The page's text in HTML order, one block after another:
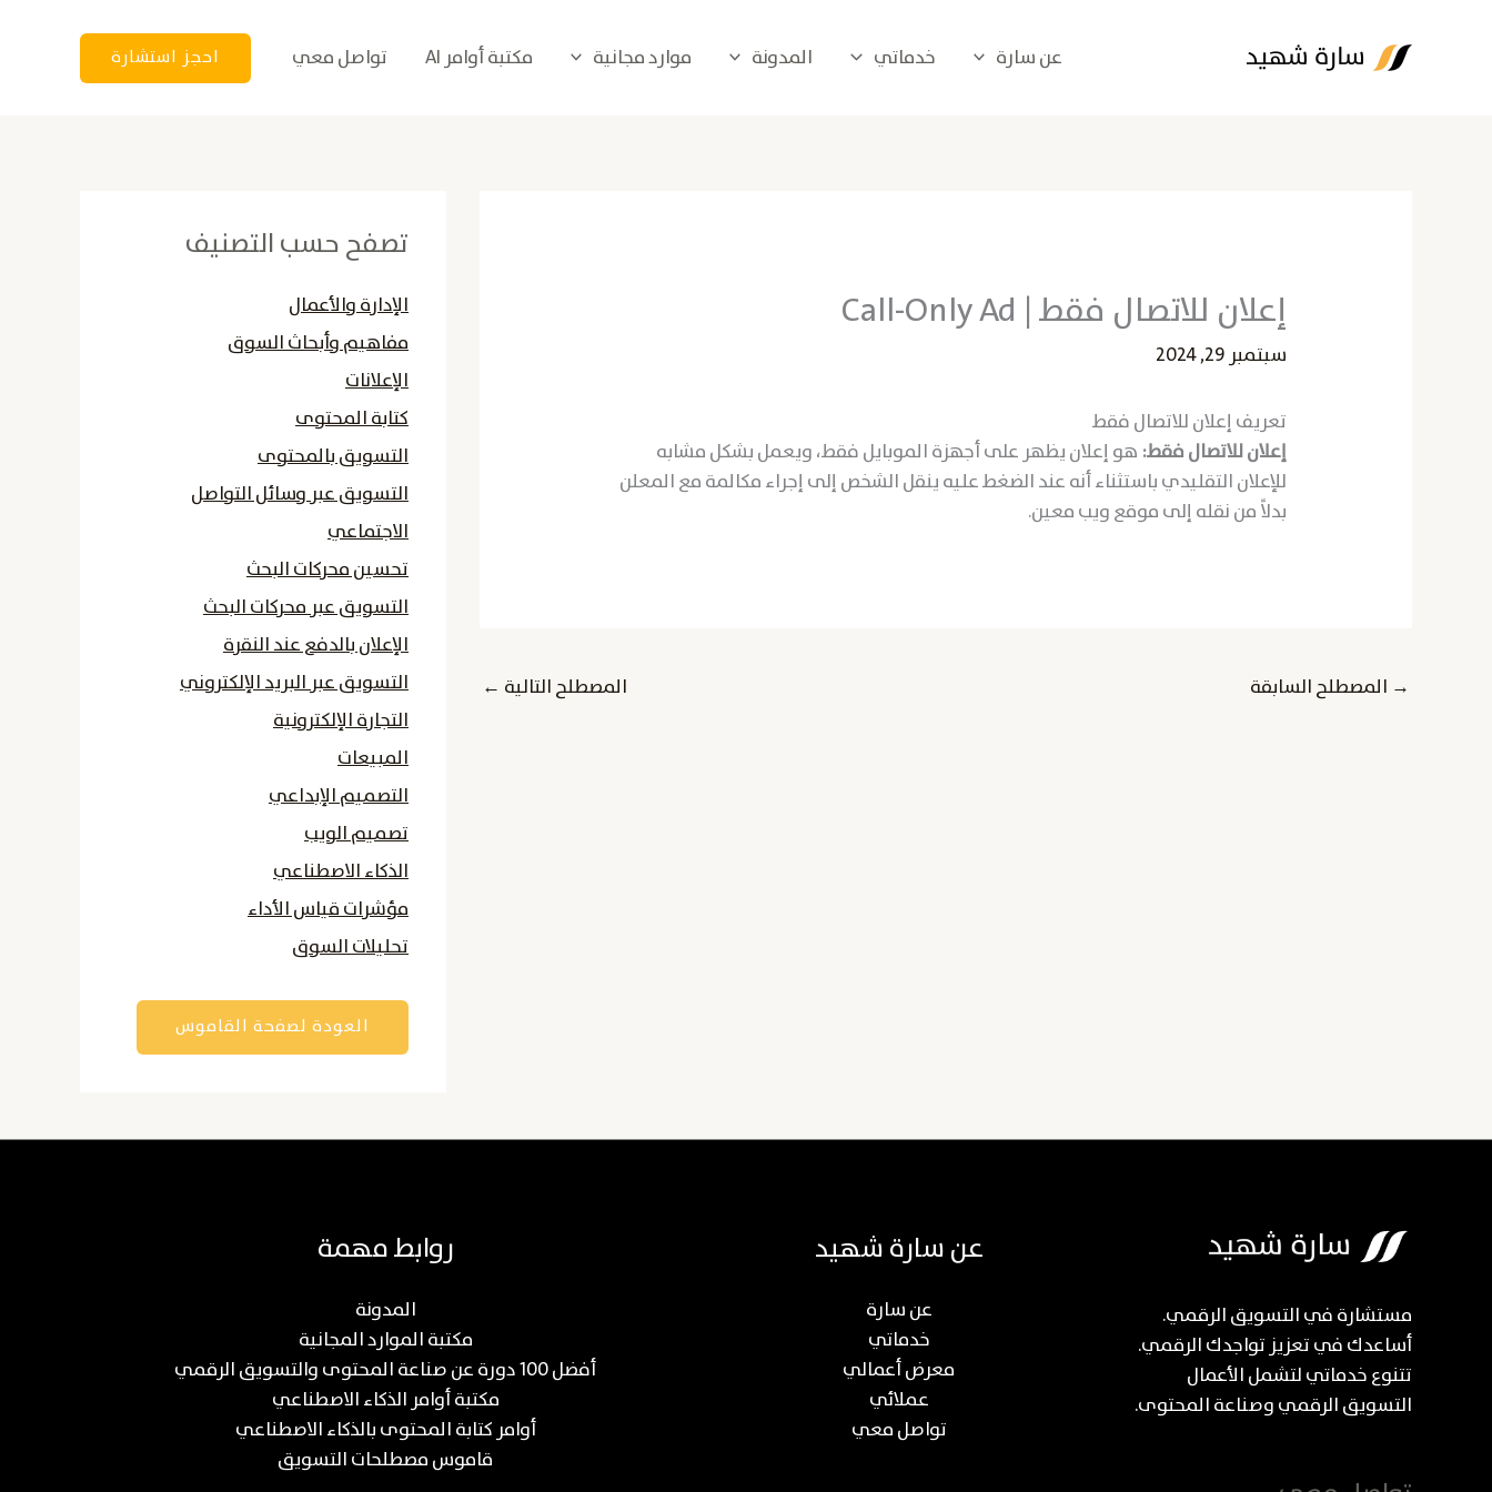
عن سارة خدماتي المدونة موارد مجانية مكتبة أوامر AI تواصل معي احجز استشارة
إعلان للاتصال فقط | Call-Only Ad
سبتمبر 29, 2024
تعريف إعلان للاتصال فقط
إعلان للاتصال فقط: هو إعلان يظهر على أجهزة الموبايل فقط، ويعمل بشكل مشابه
للإعلان التقليدي باستثناء أنه عند الضغط عليه ينقل الشخص إلى إجراء مكالمة مع المعلن
بدلاً من نقله إلى موقع ويب معين.
→ المصطلح السابقة المصطلح التالية ←
تصفح حسب التصنيف
الإدارة والأعمال
مفاهيم وأبحاث السوق
الإعلانات
كتابة المحتوى
التسويق بالمحتوى
التسويق عبر وسائل التواصل
الاجتماعي
تحسين محركات البحث
التسويق عبر محركات البحث
الإعلان بالدفع عند النقرة
التسويق عبر البريد الإلكتروني
التجارة الإلكترونية
المبيعات
التصميم الإبداعي
تصميم الويب
الذكاء الاصطناعي
مؤشرات قياس الأداء
تحليلات السوق
العودة لصفحة القاموس
مستشارة في التسويق الرقمي.
أساعدك في تعزيز تواجدك الرقمي.
تتنوع خدماتي لتشمل الأعمال
التسويق الرقمي وصناعة المحتوى.
عن سارة شهيد
عن سارة
خدماتي
معرض أعمالي
عملائي
تواصل معي
روابط مهمة
المدونة
مكتبة الموارد المجانية
أفضل 100 دورة عن صناعة المحتوى والتسويق الرقمي
مكتبة أوامر الذكاء الاصطناعي
أوامر كتابة المحتوى بالذكاء الاصطناعي
قاموس مصطلحات التسويق